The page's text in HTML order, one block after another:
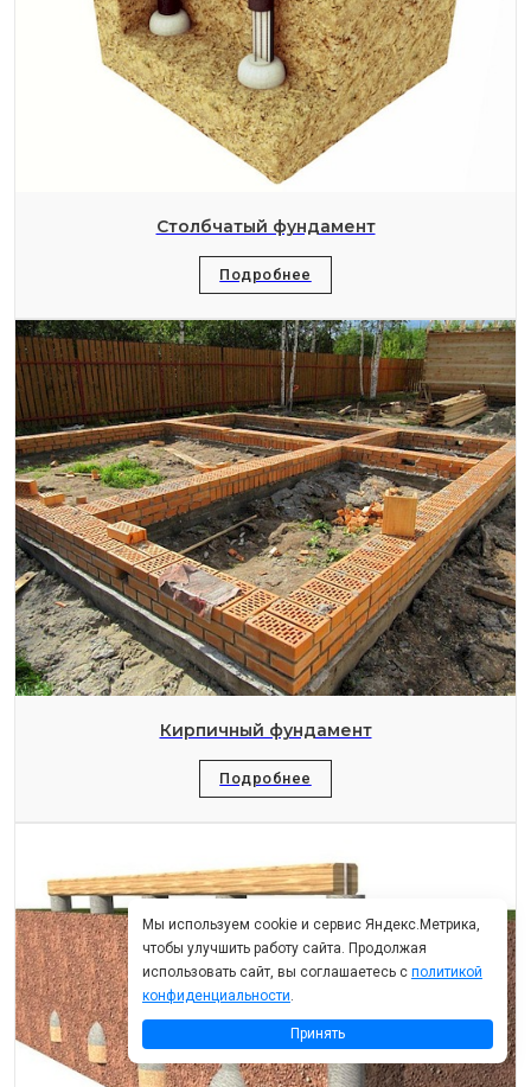
Столбчатый фундамент
Подробнее
Кирпичный фундамент
Подробнее
Мы используем cookie и сервис Яндекс.Метрика,
чтобы улучшить работу сайта. Продолжая
использовать сайт, вы соглашаетесь с политикой
конфиденциальности.
Принять